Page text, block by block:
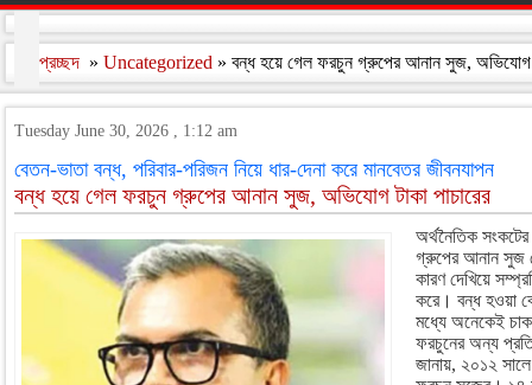
প্রচ্ছদ » Uncategorized » বন্ধ হয়ে গেল ফরচুন গ্রুপের আনান সুজ, অভিযোগ
Tuesday June 30, 2026 , 1:12 am
বেতন-ভাতা বন্ধ, পরিবার-পরিজন নিয়ে ধার-দেনা করে মানবেতর জীবনযাপন
বন্ধ হয়ে গেল ফরচুন গ্রুপের আনান সুজ, অভিযোগ টাকা পাচারের
অর্থনৈতিক
গ্রুপের আনান সুজ
কারণ দেখিয়ে
করে। বন্ধ হওয়া
মধ্যে অনেকেই
ফরচুনের অন্য
জানায়, ২০১২